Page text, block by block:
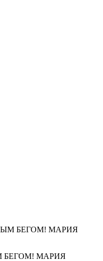
БЕГОМ! МАРИЯ